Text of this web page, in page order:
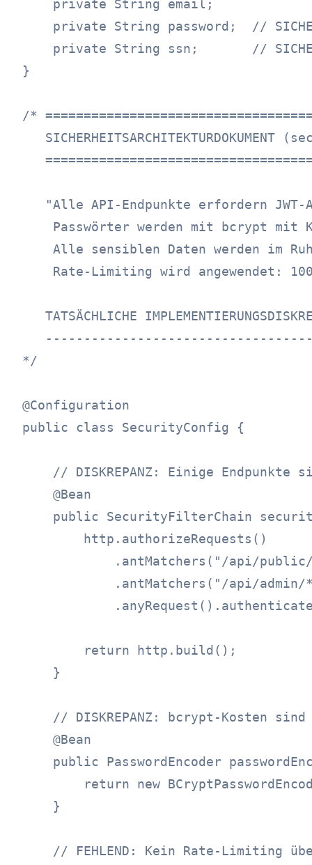
    private String email;
private String password;  //
private String ssn;       //
}
/*
SICHERHEITSARCHITEKTURDOKUMENT
"Alle API-Endpunkte erfordern JWT-
Passwörter werden mit bcrypt mit
Alle sensiblen Daten werden im
Rate-Limiting wird angewendet:
TATSÄCHLICHE
*/
@Configuration
public class SecurityConfig {
// DISKREPANZ: Einige Endpunkte
    @Bean
public SecurityFilterChain
        http.authorizeRequests()
.antMatchers("/api/
.antMatchers("/api/
        return http.build();
    }
// DISKREPANZ: bcrypt-Kosten sind
    @Bean
public PasswordEncoder
return new
    }
// FEHLEND: Kein Rate-Limiting